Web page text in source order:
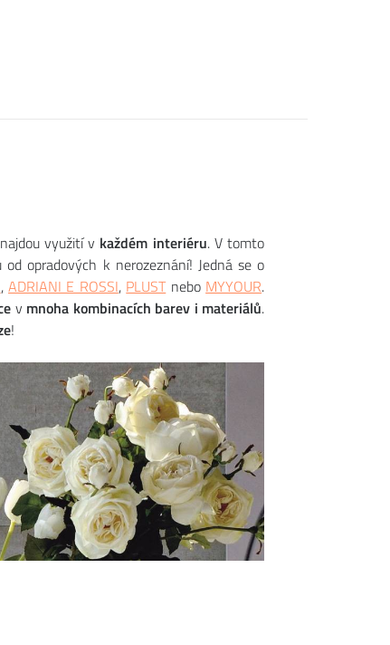
využití v každém interiéru. V tomto
od opradových k nerozeznání! Jedná se o
,ADRIANI E ROSSI, PLUSTnebo MYYOUR.
v mnoha kombinacích barev i materiálů.
!